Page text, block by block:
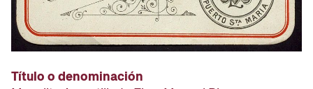
Título o denominación